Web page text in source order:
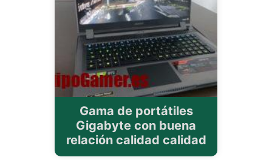
Gama de portátiles
Gigabyte con buena
relación calidad calidad